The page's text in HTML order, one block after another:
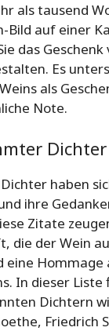
als tausend
Bild auf einer
das Geschenk
Es
als
Note.
haben
ihre
Zitate
die der Wein
eine Hommage
In dieser Liste
Dichtern
Friedrich